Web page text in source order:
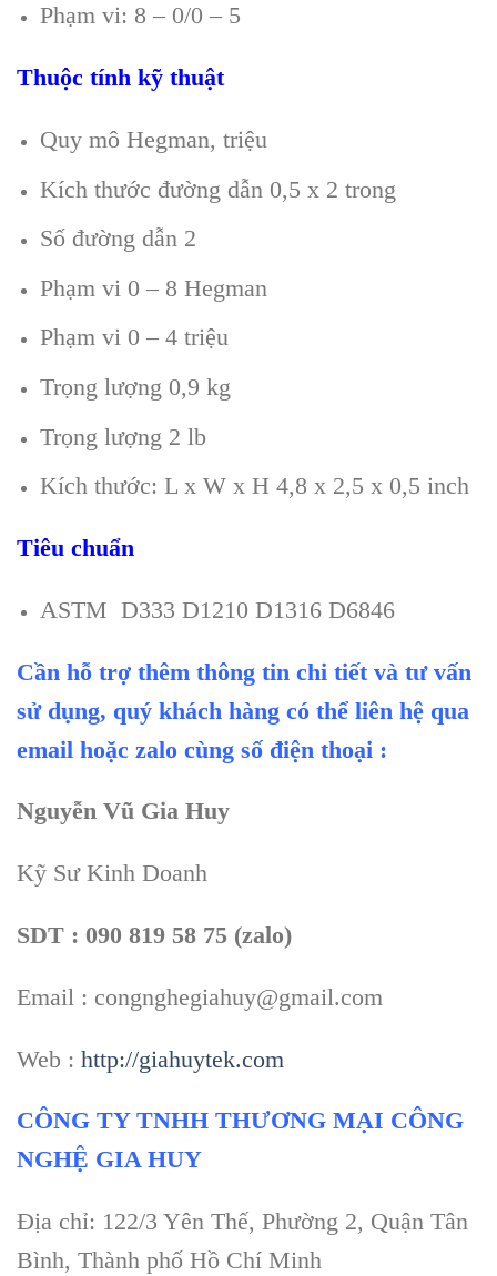
Phạm vi: 8 – 0/0 – 5
Thuộc tính kỹ thuật
Quy mô Hegman, triệu
Kích thước đường dẫn 0,5 x 2 trong
Số đường dẫn 2
Phạm vi 0 – 8 Hegman
Phạm vi 0 – 4 triệu
Trọng lượng 0,9 kg
Trọng lượng 2 lb
Kích thước: L x W x H 4,8 x 2,5 x 0,5 inch
Tiêu chuẩn
ASTM D333 D1210 D1316 D6846
Cần hỗ trợ thêm thông tin chi tiết và tư vấn
sử dụng, quý khách hàng có thể liên hệ qua
email hoặc zalo cùng số điện thoại :
Nguyễn Vũ Gia Huy
Kỹ Sư Kinh Doanh
SDT : 090 819 58 75 (zalo)
Email : congnghegiahuy@gmail.com
Web : http://giahuytek.com
CÔNG TY TNHH THƯƠNG MẠI CÔNG
NGHỆ GIA HUY
Địa chỉ: 122/3 Yên Thế, Phường 2, Quận Tân
Bình, Thành phố Hồ Chí Minh